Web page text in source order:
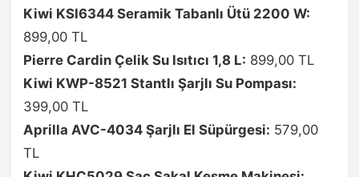
Kiwi KSI6344 Seramik Tabanlı Ütü 2200 W:
899,00 TL
Pierre Cardin Çelik Su Isıtıcı 1,8 L: 899,00 TL
Kiwi KWP-8521 Stantlı Şarjlı Su Pompası:
399,00 TL
Aprilla AVC-4034 Şarjlı El Süpürgesi: 579,00
TL